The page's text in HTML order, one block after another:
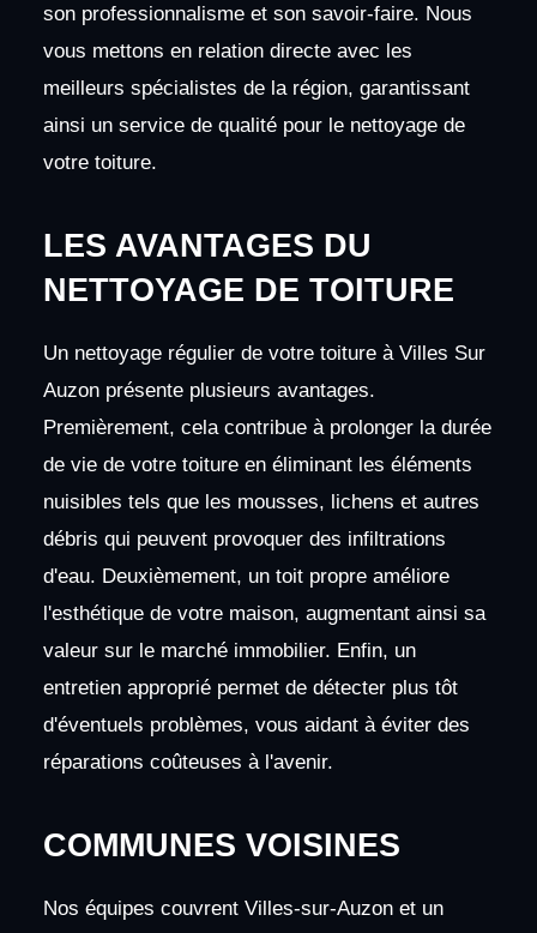
son professionnalisme et son savoir-faire. Nous
vous mettons en relation directe avec les
meilleurs spécialistes de la région, garantissant
ainsi un service de qualité pour le nettoyage de
votre toiture.
LES AVANTAGES DU
NETTOYAGE DE TOITURE
Un nettoyage régulier de votre toiture à Villes Sur
Auzon présente plusieurs avantages.
Premièrement, cela contribue à prolonger la durée
de vie de votre toiture en éliminant les éléments
nuisibles tels que les mousses, lichens et autres
débris qui peuvent provoquer des infiltrations
d'eau. Deuxièmement, un toit propre améliore
l'esthétique de votre maison, augmentant ainsi sa
valeur sur le marché immobilier. Enfin, un
entretien approprié permet de détecter plus tôt
d'éventuels problèmes, vous aidant à éviter des
réparations coûteuses à l'avenir.
COMMUNES VOISINES
Nos équipes couvrent Villes-sur-Auzon et un